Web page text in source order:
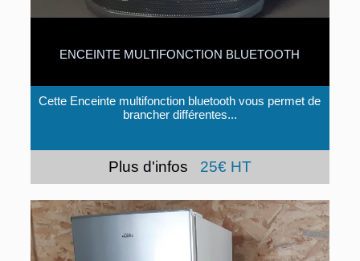
ENCEINTE MULTIFONCTION BLUETOOTH
Cette Enceinte multifonction bluetooth vous permet de
brancher différentes...
Plus d'infos 25€ HT